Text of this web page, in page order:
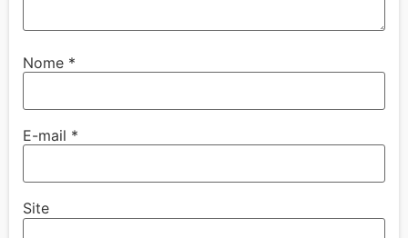
Nome *
E-mail *
Site